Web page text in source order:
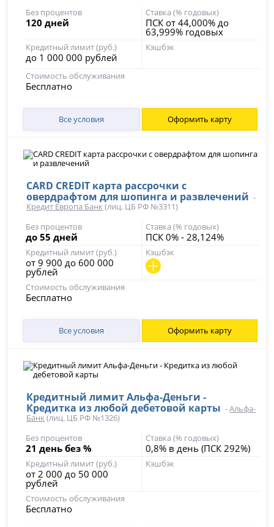
Без процентов
120 дней
Ставка (% годовых)
ПСК от 44,000% до
63,999% годовых
Кредитный лимит (руб.)
до 1 000 000 рублей
Кэшбэк
Стоимость обслуживания
Бесплатно
Все условия Оформить карту
CARD CREDIT карта рассрочки с
овердрафтом для шопинга и развлечений -
Кредит Европа Банк (лиц. ЦБ РФ №3311)
Без процентов
до 55 дней
Ставка (% годовых)
ПСК 0% - 28,124%
Кредитный лимит (руб.)
от 9 900 до 600 000
рублей
Кэшбэк
Стоимость обслуживания
Бесплатно
Все условия Оформить карту
Кредитный лимит Альфа-Деньги -
Кредитка из любой дебетовой карты -Альфа-
Банк (лиц. ЦБ РФ №1326)
Без процентов
21 день без %
Ставка (% годовых)
0,8% в день (ПСК 292%)
Кредитный лимит (руб.)
от 2 000 до 50 000
рублей
Кэшбэк
Стоимость обслуживания
Бесплатно